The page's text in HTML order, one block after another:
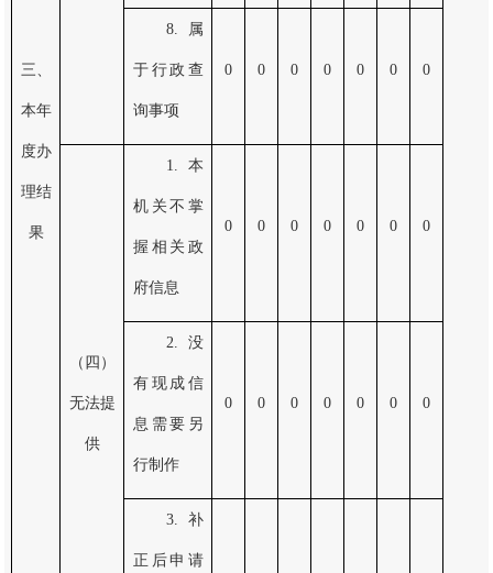
三、
本年
度办
理结
果
8.属
于行政查
询事项
0 0 0 0 0 0 0
（四）
无法提
供
1.本
机关不掌
握相关政
府信息
0 0 0 0 0 0 0
2.没
有现成信
息需要另
行制作
0 0 0 0 0 0 0
3.补
正后申请